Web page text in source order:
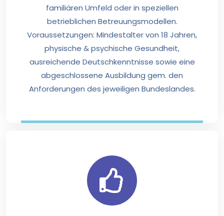
familiären Umfeld oder in speziellen
betrieblichen Betreuungsmodellen.
Voraussetzungen: Mindestalter von 18 Jahren,
physische & psychische Gesundheit,
ausreichende Deutschkenntnisse sowie eine
abgeschlossene Ausbildung gem. den
Anforderungen des jeweiligen Bundeslandes.